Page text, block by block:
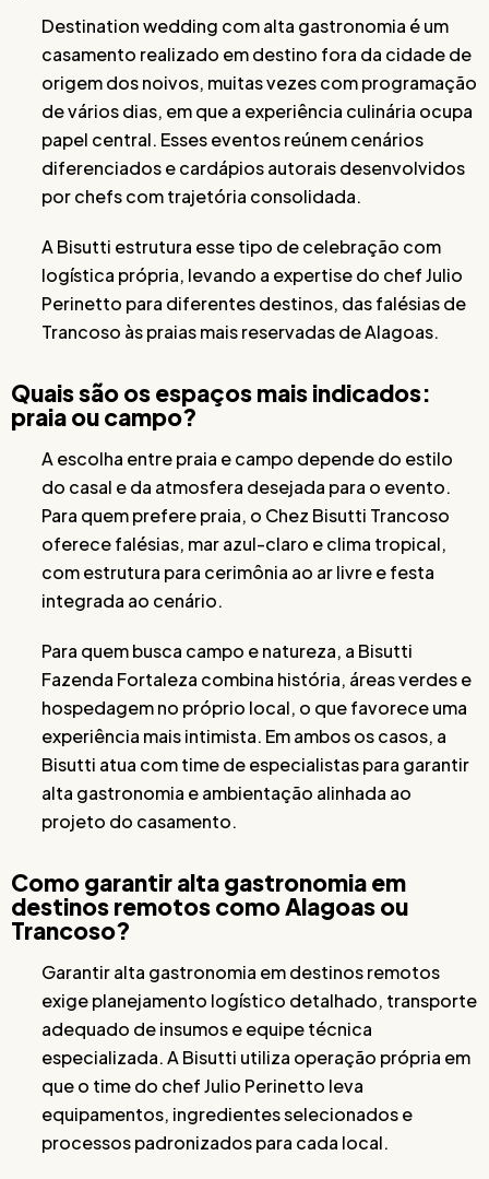
Destination wedding com alta gastronomia é um
casamento realizado em destino fora da cidade de
origem dos noivos, muitas vezes com programação
de vários dias, em que a experiência culinária ocupa
papel central. Esses eventos reúnem cenários
diferenciados e cardápios autorais desenvolvidos
por chefs com trajetória consolidada.
A Bisutti estrutura esse tipo de celebração com
logística própria, levando a expertise do chef Julio
Perinetto para diferentes destinos, das falésias de
Trancoso às praias mais reservadas de Alagoas.
Quais são os espaços mais indicados:
praia ou campo?
A escolha entre praia e campo depende do estilo
do casal e da atmosfera desejada para o evento.
Para quem prefere praia, o Chez Bisutti Trancoso
oferece falésias, mar azul-claro e clima tropical,
com estrutura para cerimônia ao ar livre e festa
integrada ao cenário.
Para quem busca campo e natureza, a Bisutti
Fazenda Fortaleza combina história, áreas verdes e
hospedagem no próprio local, o que favorece uma
experiência mais intimista. Em ambos os casos, a
Bisutti atua com time de especialistas para garantir
alta gastronomia e ambientação alinhada ao
projeto do casamento.
Como garantir alta gastronomia em
destinos remotos como Alagoas ou
Trancoso?
Garantir alta gastronomia em destinos remotos
exige planejamento logístico detalhado, transporte
adequado de insumos e equipe técnica
especializada. A Bisutti utiliza operação própria em
que o time do chef Julio Perinetto leva
equipamentos, ingredientes selecionados e
processos padronizados para cada local.